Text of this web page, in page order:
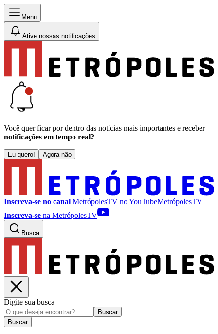
Menu
Ative nossas notificações
Você quer ficar por dentro das notícias mais importantes e receber
notificações em tempo real?
Eu quero! Agora não
Inscreva-se no canal MetrópolesTV noYouTubeMetrópolesTV
Inscreva-se na MetrópolesTV
Busca
Digite sua busca
Buscar
Buscar